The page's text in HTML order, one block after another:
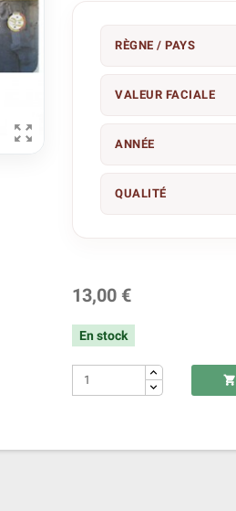

RÈGNE / PAYS
VALEUR FACIALE
ANNÉE
QUALITÉ
13,00 €
En stock
